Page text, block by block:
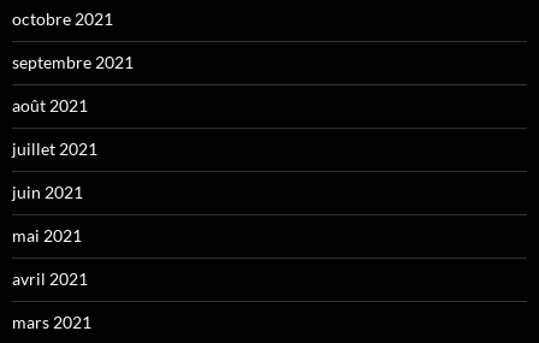
octobre 2021
septembre 2021
août 2021
juillet 2021
juin 2021
mai 2021
avril 2021
mars 2021